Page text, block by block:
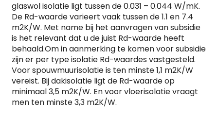
glaswol isolatie ligt tussen de 0.031 – 0.044 W/mK.
De Rd-waarde varieert vaak tussen de 1.1 en 7.4
m2K/W. Met name bij het aanvragen van subsidie
is het relevant dat u de juist Rd-waarde heeft
behaald.Om in aanmerking te komen voor subsidie
zijn er per type isolatie Rd-waardes vastgesteld.
Voor spouwmuurisolatie is ten minste 1,1 m2K/W
vereist. Bij dakisolatie ligt de Rd-waarde op
minimaal 3,5 m2K/W. En voor vloerisolatie vraagt
men ten minste 3,3 m2K/W.